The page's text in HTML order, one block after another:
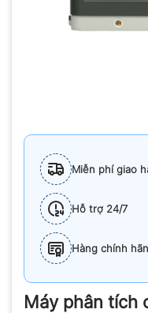
Miễn phí giao
Hỗ trợ 24/7
Hàng chính
Máy phân tích